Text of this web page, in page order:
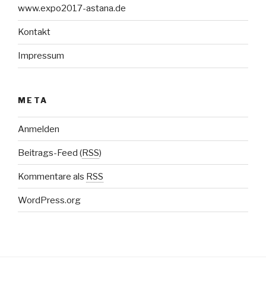
www.expo2017-astana.de
Kontakt
Impressum
META
Anmelden
Beitrags-Feed (RSS)
Kommentare als RSS
WordPress.org